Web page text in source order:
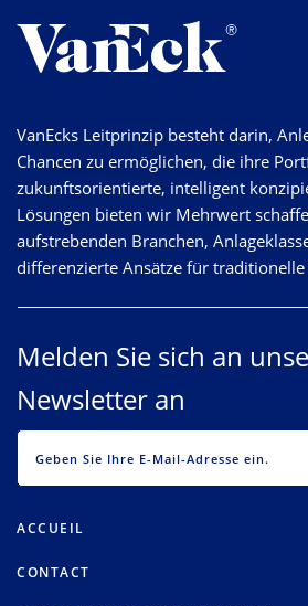
VanEcks Leitprinzip besteht darin,
Chancen zu ermöglichen, die ihre
zukunftsorientierte, intelligent
Lösungen bieten wir Mehrwert
aufstrebenden Branchen,
differenzierte Ansätze für traditionelle
Melden Sie sich an
Newsletter an
ACCUEIL
CONTACT